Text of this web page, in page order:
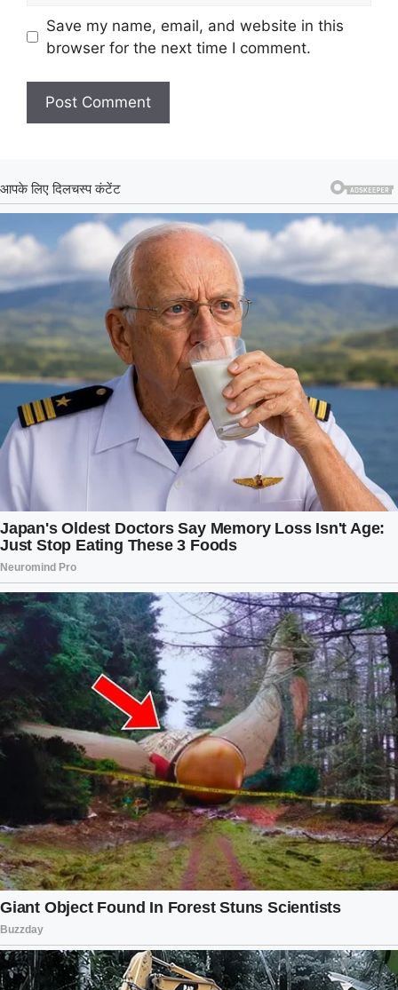
Save my name, email, and website in this
browser for the next time I comment.